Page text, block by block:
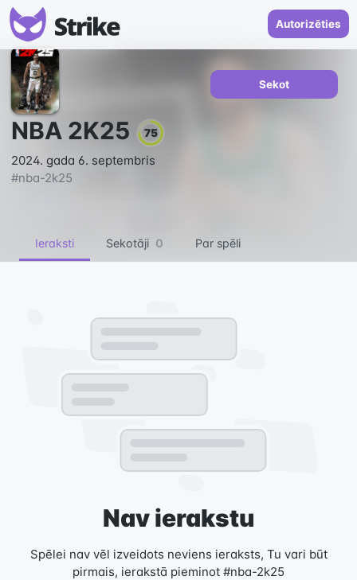
Autorizēties
NBA 2K25 75
2024. gada 6. septembris
#nba-2k25
Sekot
Ieraksti Sekotāji 0 Par spēli
Nav ierakstu
Spēlei nav vēl izveidots neviens ieraksts, Tu vari būt
pirmais, ierakstā pieminot #nba-2k25